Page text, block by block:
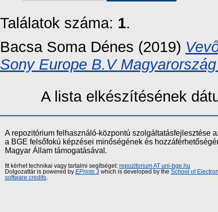
Találatok száma: 1.
Bacsa Soma Dénes (2019)
Sony Europe B.V
A lista elkészítésének
A repozitórium felhasználó-központú szolgáltatásfejlesztése
a BGE felsőfokú képzései minőségének és
Magyar Állam támogatásával.
Itt kérhet technikai vagy tartalmi segítséget: repozitorium AT uni-bge.hu
Dolgozattár is powered by EPrints 3 which is developed by the School of
software credits